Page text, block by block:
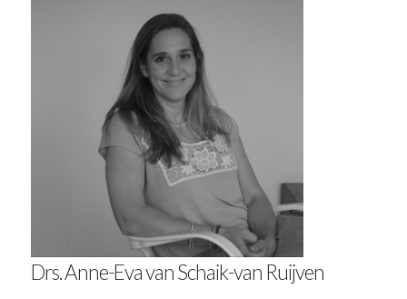
Drs. Anne-Eva van Schaik-van Ruijven